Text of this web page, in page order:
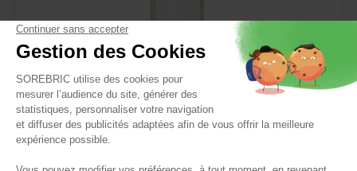
BALLAY
Bloc-Porte Alvéolaire Chapeau de Gendarme Eco